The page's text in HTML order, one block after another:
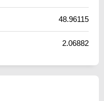
48.96115
2.06882